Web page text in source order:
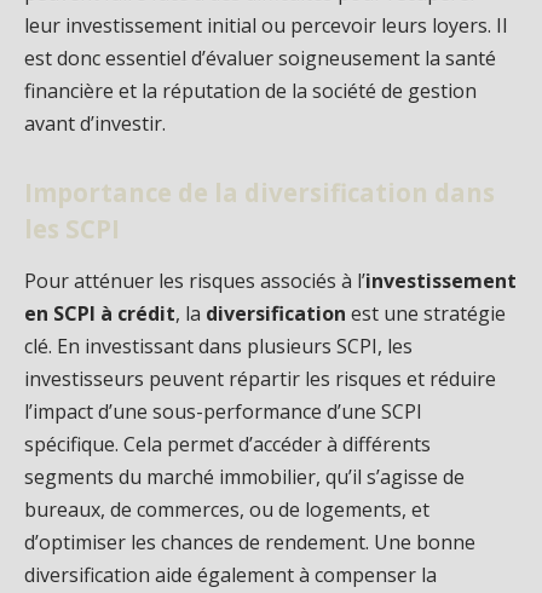
leur investissement initial ou percevoir leurs loyers. Il
est donc essentiel d’évaluer soigneusement la santé
financière et la réputation de la société de gestion
avant d’investir.
Importance de la diversification dans
les SCPI
Pour atténuer les risques associés à l’investissement
en SCPI à crédit, la diversification est une stratégie
clé. En investissant dans plusieurs SCPI, les
investisseurs peuvent répartir les risques et réduire
l’impact d’une sous-performance d’une SCPI
spécifique. Cela permet d’accéder à différents
segments du marché immobilier, qu’il s’agisse de
bureaux, de commerces, ou de logements, et
d’optimiser les chances de rendement. Une bonne
diversification aide également à compenser la